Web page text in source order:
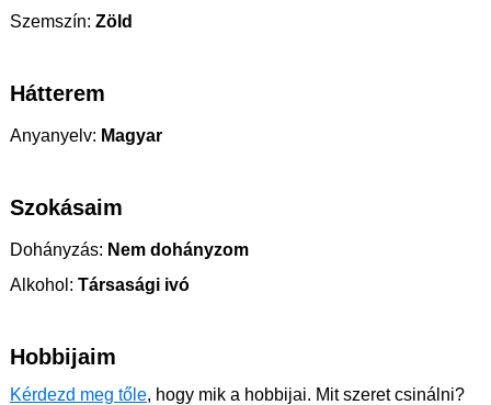
Szemszín: Zöld
Hátterem
Anyanyelv: Magyar
Szokásaim
Dohányzás: Nem dohányzom
Alkohol: Társasági ivó
Hobbijaim
Kérdezd meg tőle, hogy mik a hobbijai. Mit szeret csinálni?